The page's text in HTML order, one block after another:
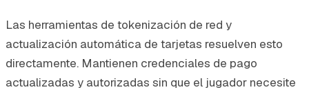
Las herramientas de tokenización de red y
actualización automática de tarjetas resuelven esto
directamente. Mantienen credenciales de pago
actualizadas y autorizadas sin que el jugador necesite